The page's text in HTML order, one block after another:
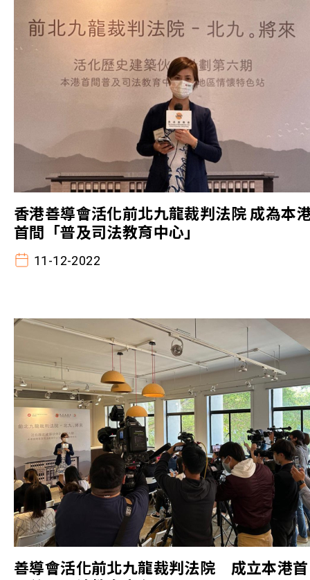
香港善導會活化前北九龍裁判法院 成為本
首間「普及司法教育中心」
11-12-2022
善導會活化前北九龍裁判法院 成立本港首